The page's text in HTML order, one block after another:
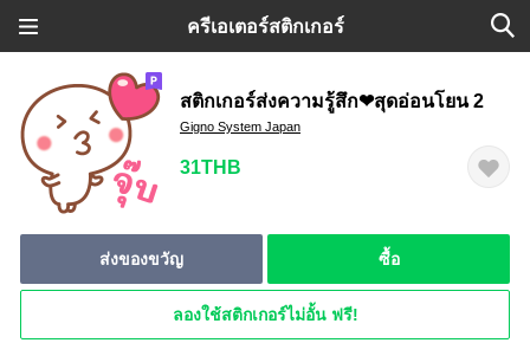
ครีเอเตอร์สติกเกอร์
สติกเกอร์ส่งความรู้สึก❤สุดอ่อนโยน 2
Gigno System Japan
31THB
ส่งของขวัญ ซื้อ
ลองใช้สติกเกอร์ไม่อั้น ฟรี!